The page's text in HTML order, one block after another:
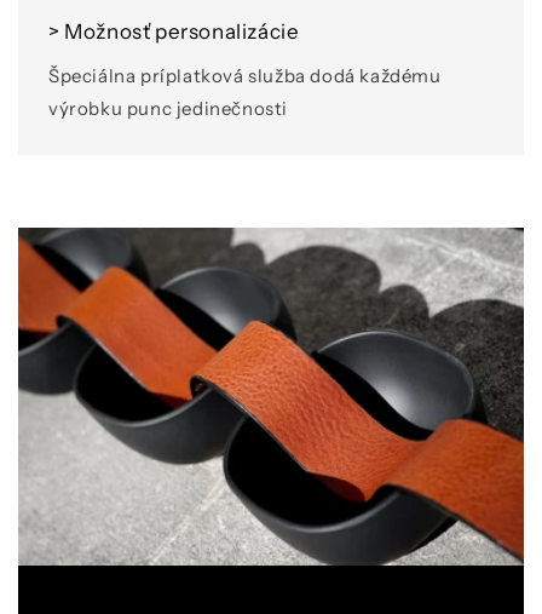
> Možnosť personalizácie
Špeciálna príplatková služba dodá každému
výrobku punc jedinečnosti